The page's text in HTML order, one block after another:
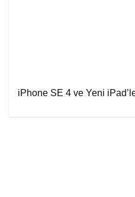
iPhone SE 4 ve Yeni